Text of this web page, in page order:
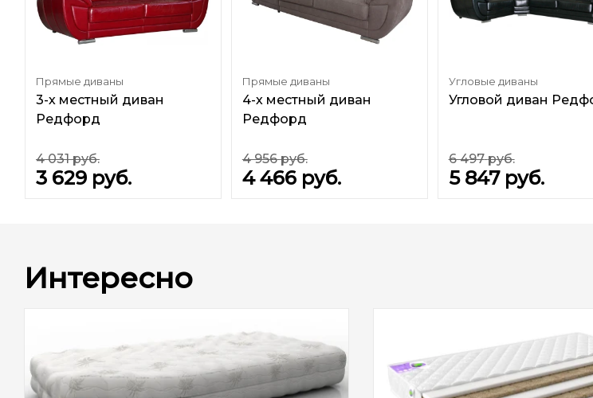
Прямые диваны
3-х местный диван
Редфорд
4 031 руб.
3 629 руб.
Прямые диваны
4-х местный диван
Редфорд
4 956 руб.
4 466 руб.
Угловые диваны
Угловой диван
6 497 руб.
5 847 руб.
Интересно